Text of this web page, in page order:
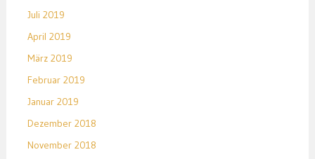
Juli 2019
April 2019
März 2019
Februar 2019
Januar 2019
Dezember 2018
November 2018